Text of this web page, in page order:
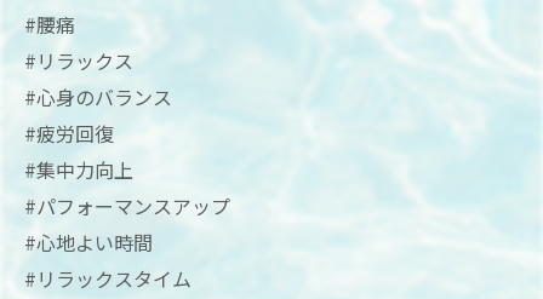
#腰痛
#リラックス
#心身のバランス
#疲労回復
#集中力向上
#パフォーマンスアップ
#心地よい時間
#リラックスタイム